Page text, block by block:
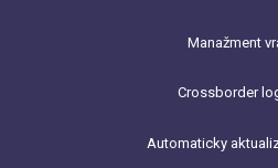
Manažment
Crossborder
Automaticky